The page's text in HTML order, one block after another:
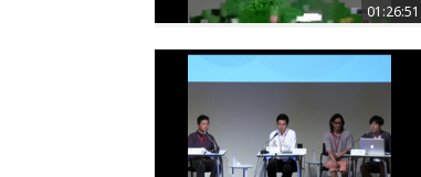
01:26:51